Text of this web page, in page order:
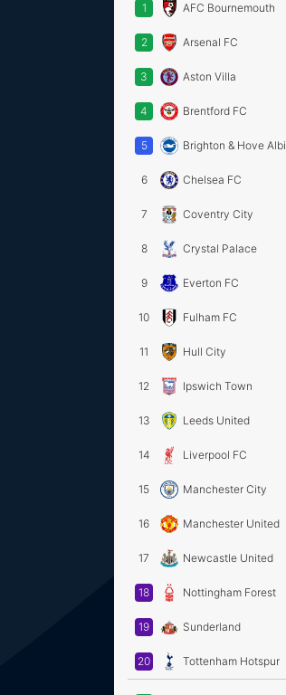
1 AFC Bournemouth
2 Arsenal FC
3 Aston Villa
4 Brentford FC
5 Brighton & Hove
6 Chelsea FC
7 Coventry City
8 Crystal Palace
9 Everton FC
10 Fulham FC
11 Hull City
12 Ipswich Town
13 Leeds United
14 Liverpool FC
15 Manchester City
16 Manchester United
17 Newcastle United
18 Nottingham Forest
19 Sunderland
20 Tottenham Hotspur